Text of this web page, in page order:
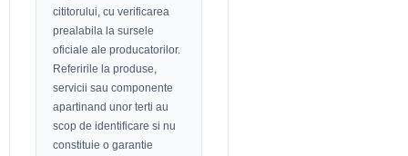
cititorului, cu verificarea
prealabila la sursele
oficiale ale producatorilor.
Referirile la produse,
servicii sau componente
apartinand unor terti au
scop de identificare si nu
constituie o garantie